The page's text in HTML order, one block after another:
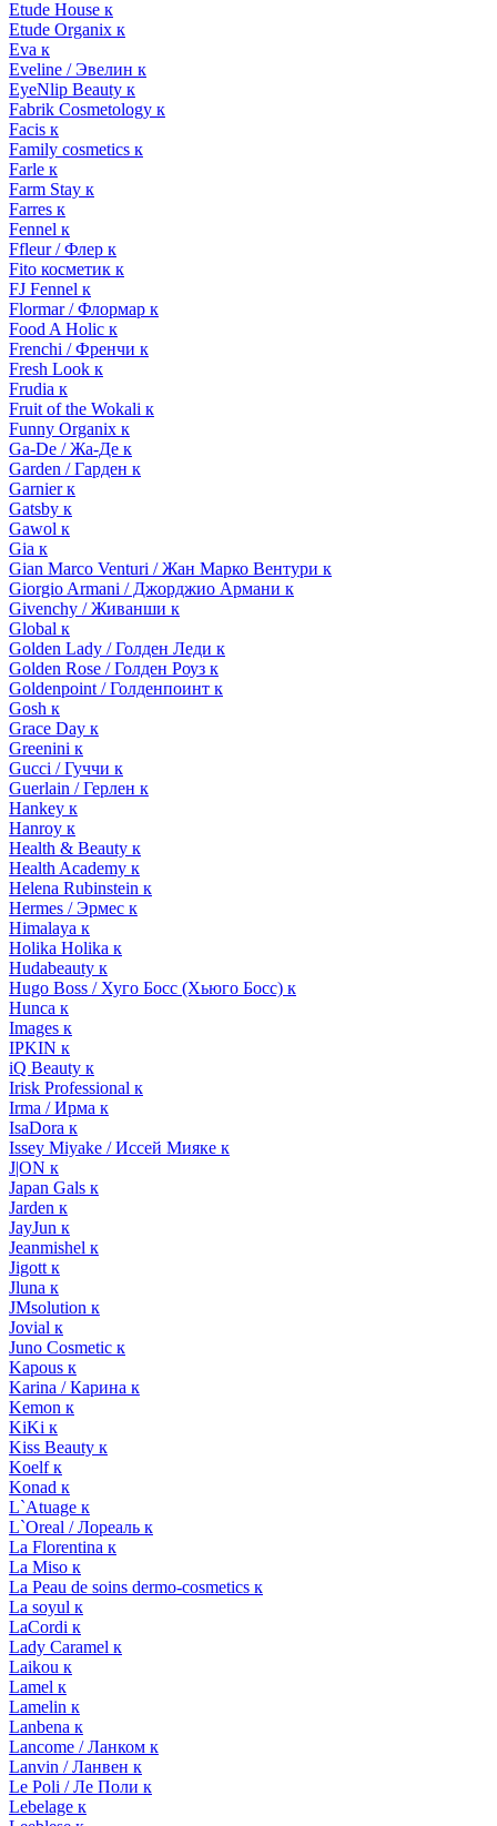
Etude House к
Etude Organix к
Eva к
Eveline / Эвелин к
EyeNlip Beauty к
Fabrik Cosmetology к
Facis к
Family cosmetics к
Farle к
Farm Stay к
Farres к
Fennel к
Ffleur / Флер к
Fito косметик к
FJ Fennel к
Flormar / Флормар к
Food A Holic к
Frenchi / Френчи к
Fresh Look к
Frudia к
Fruit of the Wokali к
Funny Organix к
Ga-De / Жа-Де к
Garden / Гарден к
Garnier к
Gatsby к
Gawol к
Gia к
Gian Marco Venturi / Жан Марко Вентури к
Giorgio Armani / Джорджио Армани к
Givenchy / Живанши к
Global к
Golden Lady / Голден Леди к
Golden Rose / Голден Роуз к
Goldenpoint / Голденпоинт к
Gosh к
Grace Day к
Greenini к
Gucci / Гуччи к
Guerlain / Герлен к
Hankey к
Hanroy к
Health & Beauty к
Health Academy к
Helena Rubinstein к
Hermes / Эрмес к
Himalaya к
Holika Holika к
Hudabeauty к
Hugo Boss / Хуго Босс (Хьюго Босс) к
Hunca к
Images к
IPKIN к
iQ Beauty к
Irisk Professional к
Irma / Ирма к
IsaDora к
Issey Miyake / Иссей Мияке к
J|ON к
Japan Gals к
Jarden к
JayJun к
Jeanmishel к
Jigott к
Jluna к
JMsolution к
Jovial к
Juno Cosmetic к
Kapous к
Karina / Карина к
Kemon к
KiKi к
Kiss Beauty к
Koelf к
Konad к
L`Atuage к
L`Oreal / Лореаль к
La Florentina к
La Miso к
La Peau de soins dermo-cosmetics к
La soyul к
LaCordi к
Lady Caramel к
Laikou к
Lamel к
Lamelin к
Lanbena к
Lancome / Ланком к
Lanvin / Ланвен к
Le Poli / Ле Поли к
Lebelage к